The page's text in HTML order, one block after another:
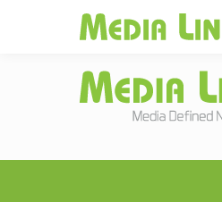
Media LinksJAPAN |